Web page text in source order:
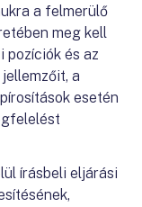
a felmerülő
meg kell
pozíciók és az
a
esetén
írásbeli eljárási